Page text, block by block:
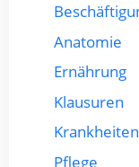
Anatomie
Ernährung
Klausuren
Krankheiten
Pflege